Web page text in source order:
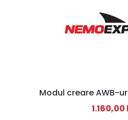
Modul creare AWB-
1.160,00